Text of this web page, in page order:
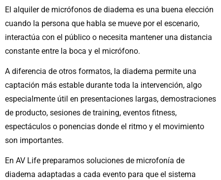
El alquiler de micrófonos de diadema es una buena elección
cuando la persona que habla se mueve por el escenario,
interactúa con el público o necesita mantener una distancia
constante entre la boca y el micrófono.
A diferencia de otros formatos, la diadema permite una
captación más estable durante toda la intervención, algo
especialmente útil en presentaciones largas, demostraciones
de producto, sesiones de training, eventos fitness,
espectáculos o ponencias donde el ritmo y el movimiento
son importantes.
En AV Life preparamos soluciones de microfonía de
diadema adaptadas a cada evento para que el sistema